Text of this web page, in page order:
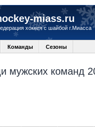
miass.ru
хоккея с шайбой г.Миасса
Команды Сезоны
мужских команд